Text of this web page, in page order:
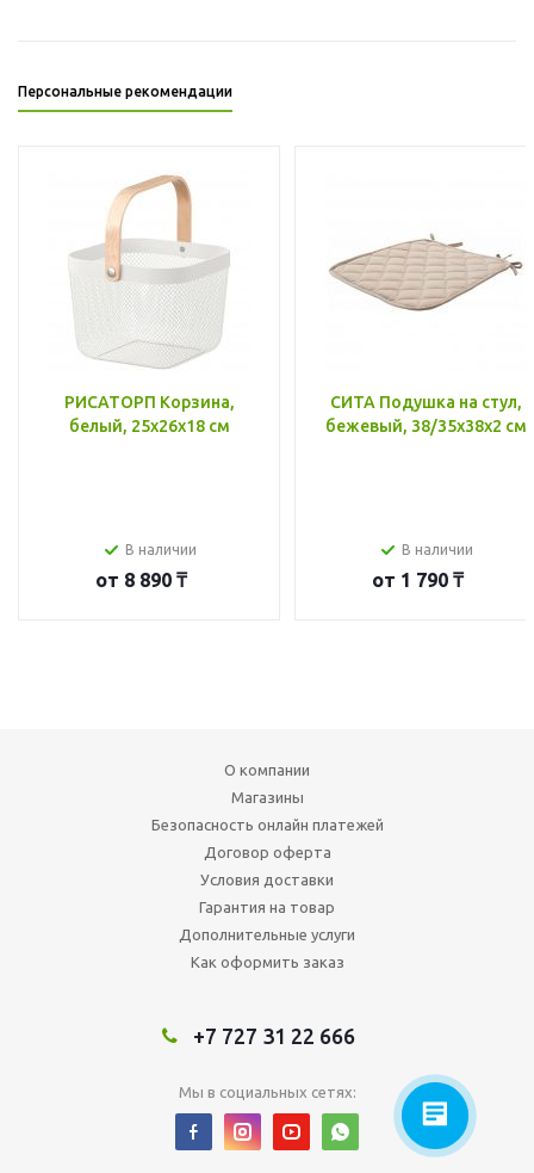
Персональные рекомендации
РИСАТОРП Корзина,
белый, 25x26x18 см
В наличии
от 8 890 ₸
СИТА Подушка на стул,
бежевый, 38/35x38x2 см
В наличии
от 1 790 ₸
О компании
Магазины
Безопасность онлайн платежей
Договор оферта
Условия доставки
Гарантия на товар
Дополнительные услуги
Как оформить заказ
+7 727 31 22 666
Мы в социальных сетях: